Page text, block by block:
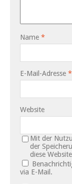
Name *
E-Mail-Adresse *
Website
Mit der
der
diese
via E-Mail.